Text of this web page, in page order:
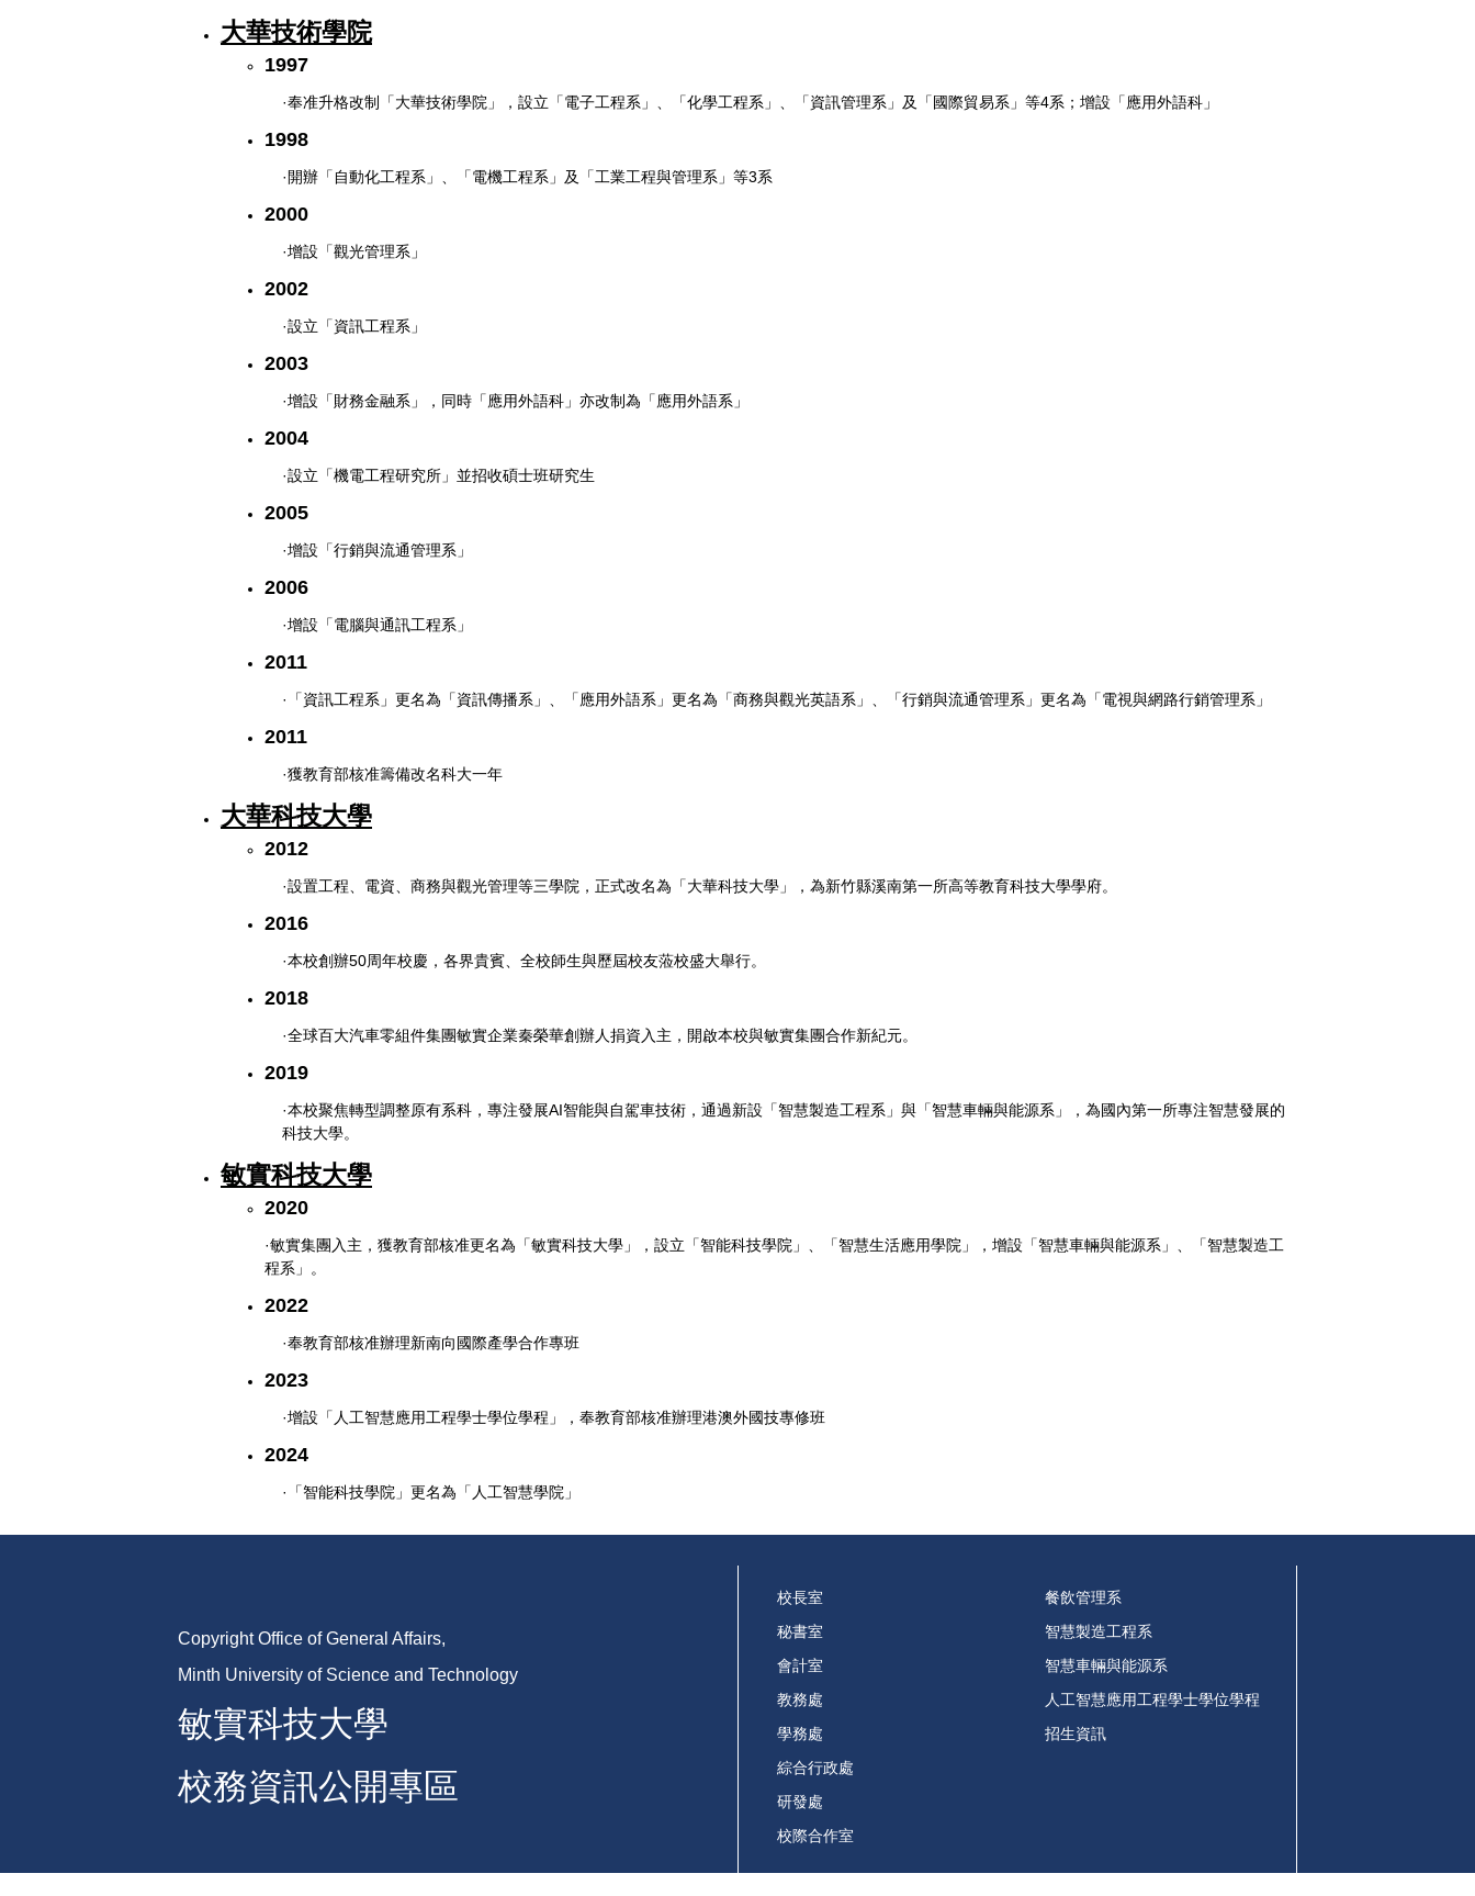
大華技術學院
1997
·奉准升格改制「大華技術學院」，設立「電子工程系」、「化學工程系」、「資訊管理系」及「國際貿易系」等4系；增設「應用外語科」
1998
·開辦「自動化工程系」、「電機工程系」及「工業工程與管理系」等3系
2000
·增設「觀光管理系」
2002
·設立「資訊工程系」
2003
·增設「財務金融系」，同時「應用外語科」亦改制為「應用外語系」
2004
·設立「機電工程研究所」並招收碩士班研究生
2005
·增設「行銷與流通管理系」
2006
·增設「電腦與通訊工程系」
2011
·「資訊工程系」更名為「資訊傳播系」、「應用外語系」更名為「商務與觀光英語系」、「行銷與流通管理系」更名為「電視與網路行銷管理系」
2011
·獲教育部核准籌備改名科大一年
大華科技大學
2012
·設置工程、電資、商務與觀光管理等三學院，正式改名為「大華科技大學」，為新竹縣溪南第一所高等教育科技大學學府。
2016
·本校創辦50周年校慶，各界貴賓、全校師生與歷屆校友蒞校盛大舉行。
2018
·全球百大汽車零組件集團敏實企業秦榮華創辦人捐資入主，開啟本校與敏實集團合作新紀元。
2019
·本校聚焦轉型調整原有系科，專注發展AI智能與自駕車技術，通過新設「智慧製造工程系」與「智慧車輛與能源系」，為國內第一所專注智慧發展的
科技大學。
敏實科技大學
2020
·敏實集團入主，獲教育部核准更名為「敏實科技大學」，設立「智能科技學院」、「智慧生活應用學院」，增設「智慧車輛與能源系」、「智慧製造工
程系」。
2022
·奉教育部核准辦理新南向國際產學合作專班
2023
·增設「人工智慧應用工程學士學位學程」，奉教育部核准辦理港澳外國技專修班
2024
·「智能科技學院」更名為「人工智慧學院」
Copyright Office of General Affairs,
Minth University of Science and Technology
敏實科技大學
校務資訊公開專區
校長室
秘書室
會計室
教務處
學務處
綜合行政處
研發處
校際合作室
餐飲管理系
智慧製造工程系
智慧車輛與能源系
人工智慧應用工程學士學位學程
招生資訊